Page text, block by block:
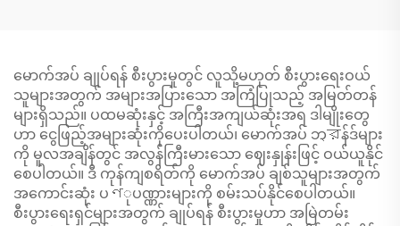
မောက်အပ် ချုပ်ရန် စီးပွားမှုတွင် လူသို့မဟုတ် စီးပွားရေးဝယ်
သူများအတွက် အများအပြားသော အကြံပြုသည့် အမြတ်တန်
များရှိသည်။ ပထမဆုံးနှင့် အကြီးအကျယ်ဆုံးအရ ဒါမျိုးတွေ
ဟာ ငွေဖြည့်အများဆုံးကိုပေးပါတယ်၊ မောက်အပ် ဘ্রန်ဒ်များ
ကို မူလအချိန်တွင် အလွန်ကြီးမားသော ဈေးနှုန်းဖြင့် ဝယ်ယူနိုင်
စေပါတယ်။ ဒီ ကုန်ကျစရိတ်ကို မောက်အပ် ချစ်သူများအတွက်
အကောင်းဆုံး ပণုပဏ္ဏားများကို စမ်းသပ်နိုင်စေပါတယ်။
စီးပွားရေးရှင်များအတွက် ချုပ်ရန် စီးပွားမှုဟာ အမြဲတမ်း